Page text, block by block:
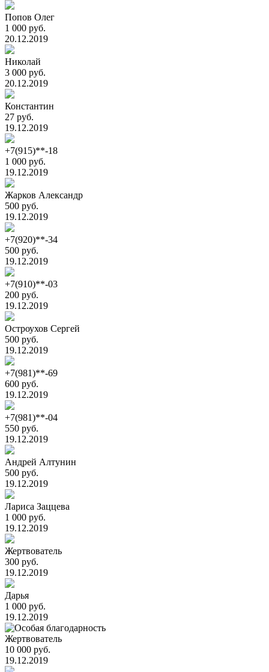
Попов Олег
1 000 руб.
20.12.2019
Николай
3 000 руб.
20.12.2019
Константин
27 руб.
19.12.2019
+7(915)**-18
1 000 руб.
19.12.2019
Жарков Александр
500 руб.
19.12.2019
+7(920)**-34
500 руб.
19.12.2019
+7(910)**-03
200 руб.
19.12.2019
Остроухов Сергей
500 руб.
19.12.2019
+7(981)**-69
600 руб.
19.12.2019
+7(981)**-04
550 руб.
19.12.2019
Андрей Алтунин
500 руб.
19.12.2019
Лариса Заццева
1 000 руб.
19.12.2019
Жертвователь
300 руб.
19.12.2019
Дарья
1 000 руб.
19.12.2019
Жертвователь
10 000 руб.
19.12.2019